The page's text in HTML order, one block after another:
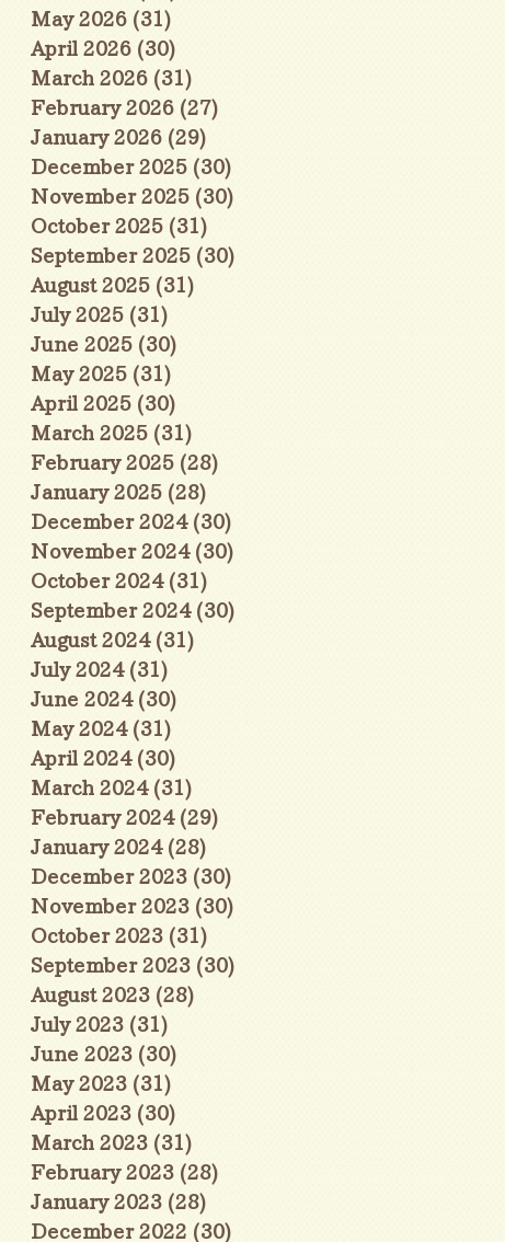
May 2026 (31)
April 2026 (30)
March 2026 (31)
February 2026 (27)
January 2026 (29)
December 2025 (30)
November 2025 (30)
October 2025 (31)
September 2025 (30)
August 2025 (31)
July 2025 (31)
June 2025 (30)
May 2025 (31)
April 2025 (30)
March 2025 (31)
February 2025 (28)
January 2025 (28)
December 2024 (30)
November 2024 (30)
October 2024 (31)
September 2024 (30)
August 2024 (31)
July 2024 (31)
June 2024 (30)
May 2024 (31)
April 2024 (30)
March 2024 (31)
February 2024 (29)
January 2024 (28)
December 2023 (30)
November 2023 (30)
October 2023 (31)
September 2023 (30)
August 2023 (28)
July 2023 (31)
June 2023 (30)
May 2023 (31)
April 2023 (30)
March 2023 (31)
February 2023 (28)
January 2023 (28)
December 2022 (30)